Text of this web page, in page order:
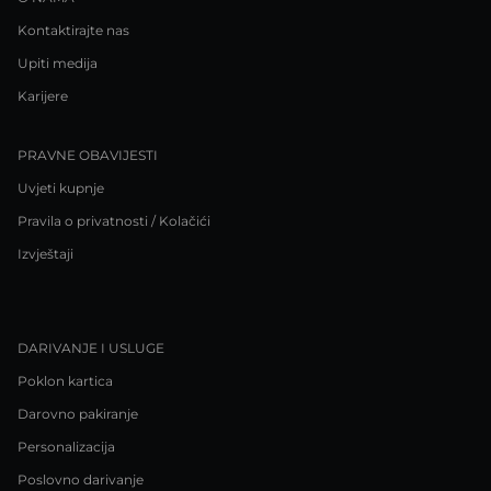
Kontaktirajte nas
Upiti medija
Karijere
PRAVNE OBAVIJESTI
Uvjeti kupnje
Pravila o privatnosti / Kolačići
Izvještaji
DARIVANJE I USLUGE
Poklon kartica
Darovno pakiranje
Personalizacija
Poslovno darivanje